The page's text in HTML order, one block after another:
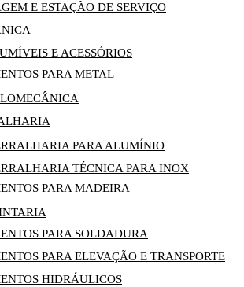
E ESTAÇÃO DE SERVIÇO
E ACESSÓRIOS
PARA METAL
PARA ALUMÍNIO
TÉCNICA PARA INOX
PARA MADEIRA
PARA SOLDADURA
PARA ELEVAÇÃO E TRANSPORTE
HIDRÁULICOS